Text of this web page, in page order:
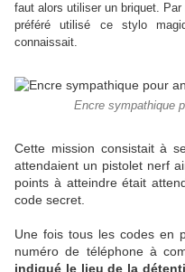
faut alors utiliser un briquet.
préféré utilisé ce stylo
connaissait.
Encre sympathique
Cette mission consistait à
attendaient un pistolet nerf
points à atteindre était
code secret.
Une fois tous les codes en
numéro de téléphone à
indiqué le lieu de la